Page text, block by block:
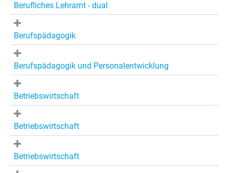
Berufliches Lehramt - dual
Berufspädagogik
Berufspädagogik und Personalentwicklung
Betriebswirtschaft
Betriebswirtschaft
Betriebswirtschaft